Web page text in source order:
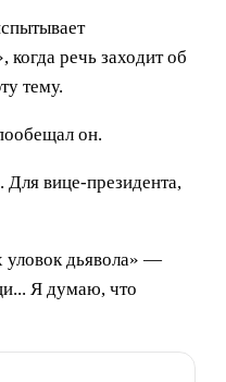
речь заходит об
тему.
он.
вице-президента,
уловок дьявола» —
Я думаю, что